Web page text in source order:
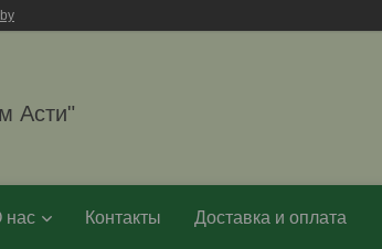
Асти"
нас Контакты Доставка и оплата